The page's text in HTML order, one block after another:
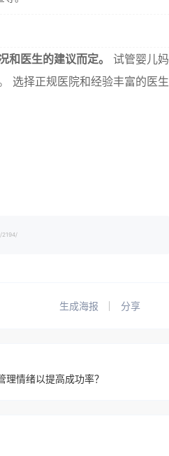
医生的建议而定。
试管婴儿妈
选择正规医院和经验丰富的医生
2194/
生成海报 分享
情绪以提高成功率？